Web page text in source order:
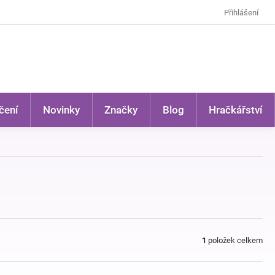
Přihlášení
Novinky Značky Blog Hračkářství
1 položek celkem